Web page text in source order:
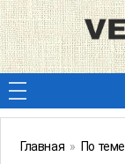
Главная » По теме